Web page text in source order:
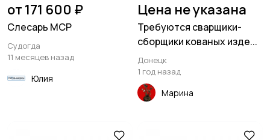
от 171 600 ₽
Слесарь МСР
Судогда
11 месяцев назад
Юлия
Цена не указана
Требуются сварщики-
сборщики кованых изде...
Донецк
1 год назад
Марина